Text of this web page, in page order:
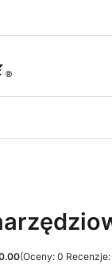
(Oceny: 0 Recenzje: